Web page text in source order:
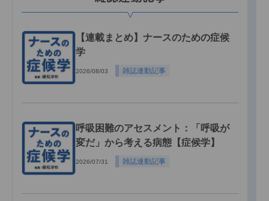
【連載まとめ】ナースのための症候
学
2026/08/03 雑誌連動記事
呼吸困難のアセスメント：「呼吸が
変だ」から考える病態【症候学】
2026/07/31 雑誌連動記事